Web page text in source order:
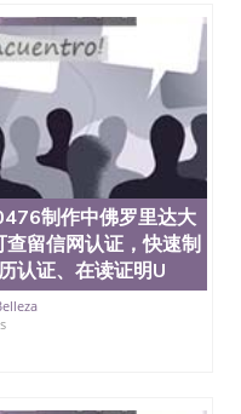
微信551190476国
办理国外毕业证价
QQ微信551190476
551190476办国外可
真文凭可信吗QQ
机构QQ微信
微信551190476如何
海外文凭认证办理
学（San Jose State
”）成立于1857
的大学之一，也是美
何塞市San Jose中
加利福尼亚州的著
业率，全美名列前
氛围，杰出的本科
为全美50强公立综
制作中佛罗里达大
留信网认证，快速制
认证、在读证明U